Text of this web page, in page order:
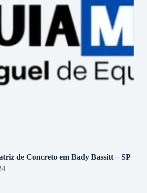
de Concreto em Bady Bassitt – SP